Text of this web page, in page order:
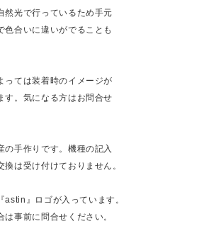
光で行っているため手元
合いに違いがでることも
ては装着時のイメージが
。気になる方はお問合せ
手作りです。機種の記入
は受け付けておりません。
』ロゴが入っています。
事前に問合せください。